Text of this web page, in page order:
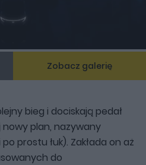
Zobacz galerię
bieg i dociskają pedał
nowy plan, nazywany
prostu łuk). Zakłada on aż
do